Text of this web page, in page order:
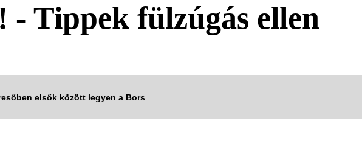
- Tippek fülzúgás ellen
elsők között legyen a Bors